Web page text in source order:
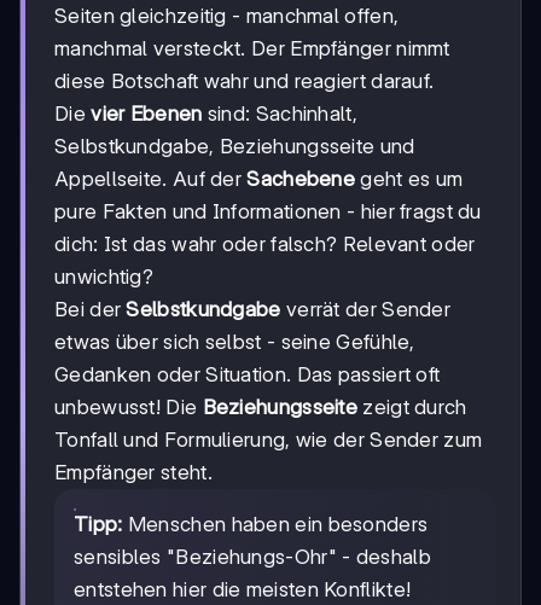
Seiten gleichzeitig - manchmal offen,
manchmal versteckt. Der Empfänger nimmt
diese Botschaft wahr und reagiert darauf.
Dievier Ebenen sind: Sachinhalt,
Selbstkundgabe, Beziehungsseite und
Appellseite. Auf derSachebene geht es um
pure Fakten und Informationen - hier fragst du
dich: Ist das wahr oder falsch? Relevant oder
unwichtig?
Bei derSelbstkundgabe verrät der Sender
etwas über sich selbst - seine Gefühle,
Gedanken oder Situation. Das passiert oft
unbewusst! Die Beziehungsseite zeigt durch
Tonfall und Formulierung, wie der Sender zum
Empfänger steht.
Tipp: Menschen haben ein besonders
sensibles "Beziehungs-Ohr" - deshalb
entstehen hier die meisten Konflikte!